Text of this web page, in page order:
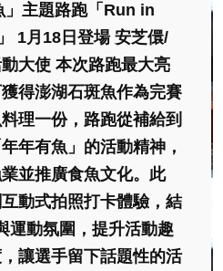
」主題路跑「Run in
1月18日登場 安芝儇/
大使 本次路跑最大亮
得澎湖石斑魚作為完賽
理一份，路跑從補給到
年有魚」的活動精神，
並推廣食魚文化。此
動式拍照打卡體驗，結
運動氛圍，提升活動趣
讓選手留下話題性的活